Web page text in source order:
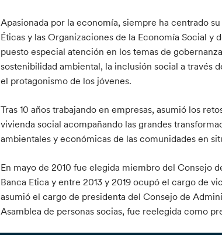
Apasionada por la economía, siempre ha centrado
Éticas y las Organizaciones de la Economía Social y
puesto especial atención en los temas de
sostenibilidad ambiental, la inclusión social a través
el protagonismo de los jóvenes.
Tras 10 años trabajando en empresas, asumió los
vivienda social acompañando las grandes
ambientales y económicas de las comunidades en
En mayo de 2010 fue elegida miembro del Consejo
Banca Etica y entre 2013 y 2019 ocupó el cargo de
asumió el cargo de presidenta del Consejo de
Asamblea de personas socias, fue reelegida como